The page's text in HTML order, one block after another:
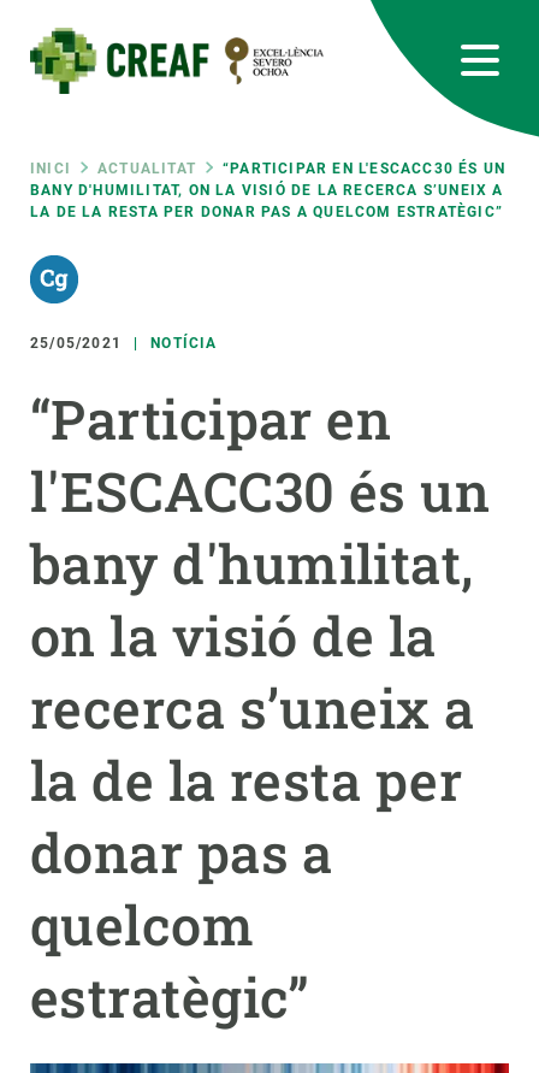
contingut
Fil
d'ariadna
INICI ACTUALITAT
“PARTICIPAR EN L'ESCACC30 ÉS UN
BANY D'HUMILITAT, ON LA VISIÓ DE LA RECERCA S’UNEIX A
LA DE LA RESTA PER DONAR PAS A QUELCOM ESTRATÈGIC”
25/05/2021 NOTÍCIA
“Participar en
l'ESCACC30 és un
bany d'humilitat,
on la visió de la
recerca s’uneix a
la de la resta per
donar pas a
quelcom
estratègic”
RRSS
Featured
responsive
Responsive
menu
RECERCA
CIÈNCIA EN ACCIÓ
NOTÍCIES I AGENDA